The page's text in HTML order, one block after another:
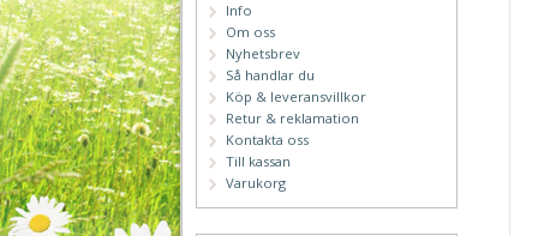
Info
Om oss
Nyhetsbrev
Så handlar du
Köp & leveransvillkor
Retur & reklamation
Kontakta oss
Till kassan
Varukorg